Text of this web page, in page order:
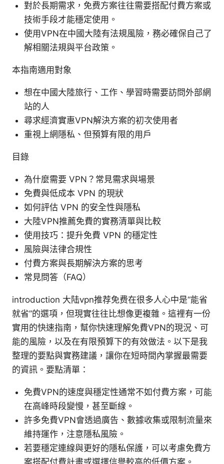
對於長期需求，免费方案往往需要搭配付費方案或
技術手段才能穩定使用。
使用VPN在中國大陸有法規風險，務必確保自己了
解相關法規與平台政策。
本指南適用對象
想在中國大陸旅行、工作、學習時需要訪問外部網
站的人
尋求經濟實惠VPN解決方案的初次使用者
重視上網隱私、但預算有限的用戶
目錄
為什麼需要 VPN？常見需求與場景
免費與低成本 VPN 的現狀
如何評估 VPN 的安全性與隱私
大陸VPN推薦免費的實務清單與比較
使用技巧：提升免費 VPN 的穩定性
風險與法律合規性
付費方案與長期解決方案的思考
常見問答（FAQ）
introduction 大陆vpn推荐免费在很多人心中是“能省
就省”的選項，但現實往往比想像更複雜。這裡有一份
實用的快速指南，幫你快速理解免費VPN的現況、可
能的風險，以及在有限預算下的有效做法。以下是我
整理的要點與實務建議，讓你在短時間內掌握最需要
的資訊。要點清單：
免費VPN的速度與穩定性通常不如付費方案，可能
在高峰時段變慢，甚至斷線。
許多免費VPN會透過廣告、數據收集或限制流量來
維持運作，注意隱私風險。
若要穩定連線與更好的隱私保護，可以考慮免費方